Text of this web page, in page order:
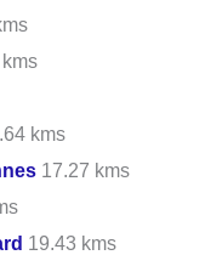
kms
17.27 kms
19.43 kms